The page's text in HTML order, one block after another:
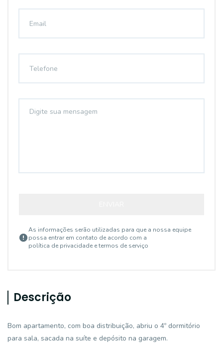
As informações serão utilizadas para que a nossa equipe
possa entrar em contato de acordo com a
política de privacidade e termos de serviço
Descrição
Bom apartamento, com boa distribuição, abriu o 4º dormitório
para sala, sacada na suíte e depósito na garagem.